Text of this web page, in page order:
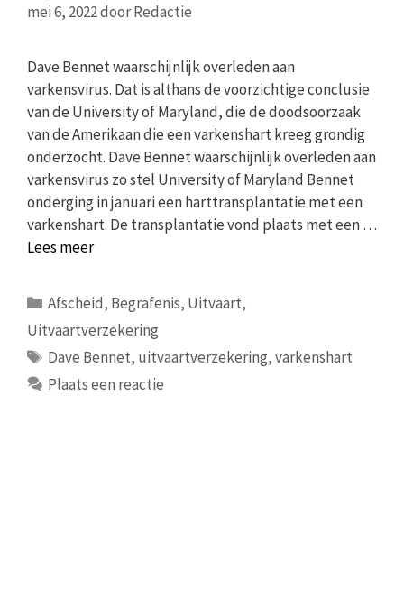
mei 6, 2022doorRedactie
Dave Bennet waarschijnlijk overleden aan
varkensvirus. Dat is althans de voorzichtige conclusie
van de University of Maryland, die de doodsoorzaak
van de Amerikaan die een varkenshart kreeg grondig
onderzocht. Dave Bennet waarschijnlijk overleden aan
varkensvirus zo stel University of Maryland Bennet
onderging in januari een harttransplantatie met een
varkenshart. De transplantatie vond plaats met een …
Lees meer
Categorieën
Afscheid, Begrafenis, Uitvaart,
Uitvaartverzekering
Tags
Dave Bennet, uitvaartverzekering,varkenshart
Plaats een reactie